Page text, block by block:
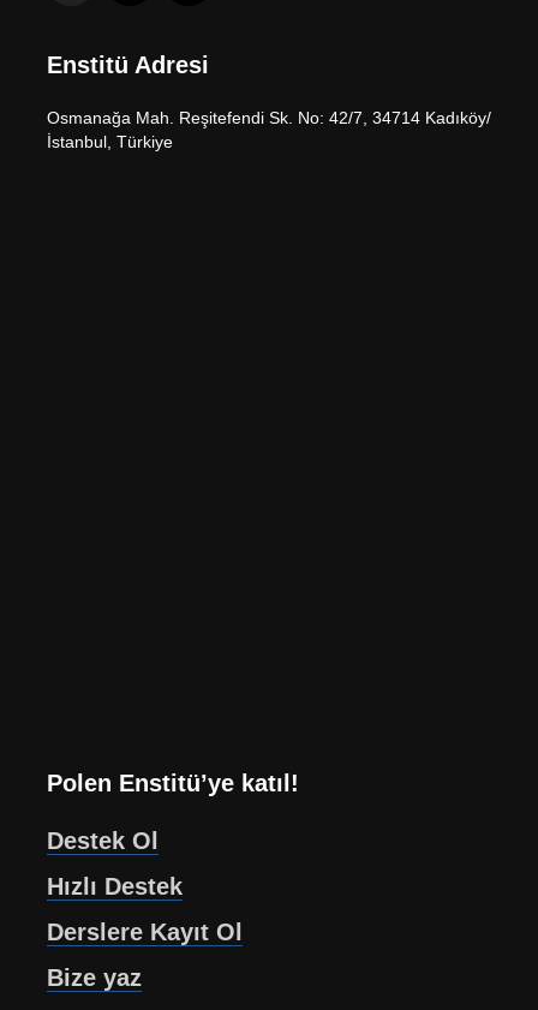
Enstitü Adresi
Osmanağa Mah. Reşitefendi Sk. No: 42/7, 34714 Kadıköy/
İstanbul, Türkiye
Polen Enstitü’ye katıl!
Destek Ol
Hızlı Destek
Derslere Kayıt Ol
Bize yaz